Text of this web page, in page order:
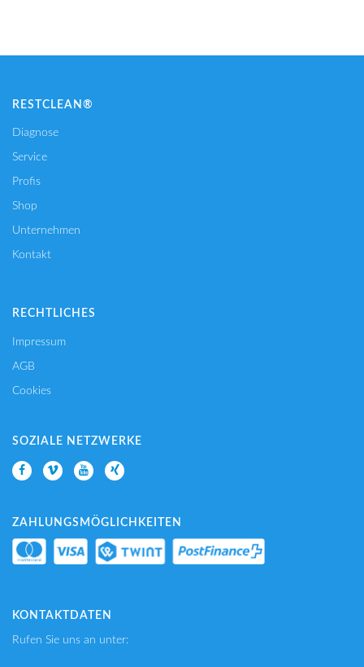
RESTCLEAN®
Diagnose
Service
Profis
Shop
Unternehmen
Kontakt
RECHTLICHES
Impressum
AGB
Cookies
SOZIALE NETZWERKE
ZAHLUNGSMÖGLICHKEITEN
KONTAKTDATEN
Rufen Sie uns an unter: